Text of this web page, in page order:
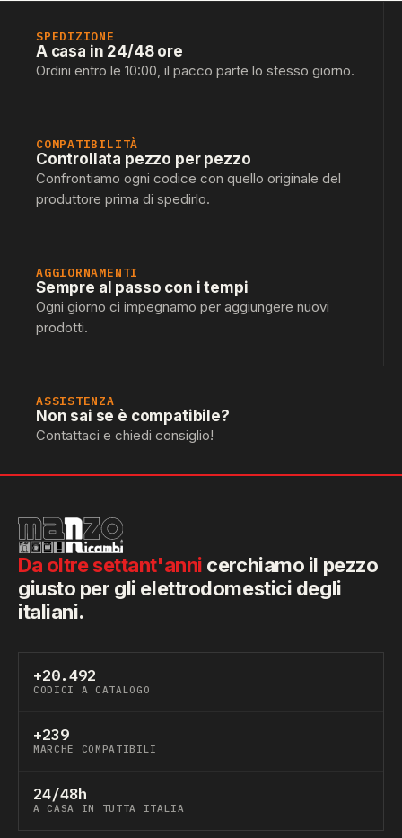
SPEDIZIONE
A casa in 24/48 ore
Ordini entro le 10:00, il pacco parte lo stesso giorno.
COMPATIBILITÀ
Controllata pezzo per pezzo
Confrontiamo ogni codice con quello originale del
produttore prima di spedirlo.
AGGIORNAMENTI
Sempre al passo con i tempi
Ogni giorno ci impegnamo per aggiungere nuovi
prodotti.
ASSISTENZA
Non sai se è compatibile?
Contattaci e chiedi consiglio!
Da oltre settant'anni cerchiamo il pezzo
giusto per gli elettrodomestici degli
italiani.
+20.492
CODICI A CATALOGO
+239
MARCHE COMPATIBILI
24/48h
A CASA IN TUTTA ITALIA